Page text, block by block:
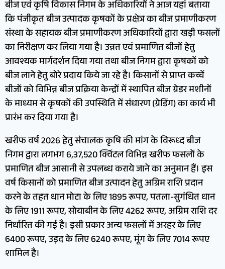
बीज एवं कृषि विकास निगम के अधिकारियों ने आज यहां बताया
कि पंजीकृत बीज उत्पादक कृषकों के प्रक्षेत्र का बीज प्रमाणीकरण
संस्था के सहायक बीज प्रमाणीकरण अधिकारियों द्वारा खड़ी फसलों
का निरीक्षण कर लिया गया है। उन्नत एवं प्रमाणित बीजों हेतु
आवश्यक मार्गदर्शन दिया गया तथा बीज निगम द्वारा कृषकों को
बीज लाने हेतु बोरे प्रदाय किये जा रहे है। किसानों से प्राप्त कच्चें
बीजों को विभिन्न बीज प्रक्रिया केन्द्रों में स्थापित बीज ग्रेडर मशीनों
के माध्यम से कृषकों की उपस्थिति में संधारण (ग्रेडिंग) का कार्य भी
प्रारंभ कर दिया गया है।
खरीफ वर्ष 2026 हेतु संचालक कृषि की मांग के विरूध्द बीज
निगम द्वारा लगभग 6,37,520 क्विंटल विभिन्न खरीफ फसलों के
प्रमाणित बीज आसानी से उपलब्ध कराये जाने का अनुमान हैं। इस
वर्ष किसानों को प्रमाणित बीज उत्पादन हेतु अग्रिम राशि प्रदान
करने के तहत धान मोटा के लिए 1895 रूपए, पतला-सुगंधित धान
के लिए 1911 रूपए, सोयाबीन के लिए 4262 रूपए, अग्रिम राशि दर
निर्धारित की गई है। इसी प्रकार अन्य फसलों में अरहर के लिए
6400 रूपए, उड़द के लिए 6240 रूपए, मूंग के लिए 7014 रूपए
शामिल है।